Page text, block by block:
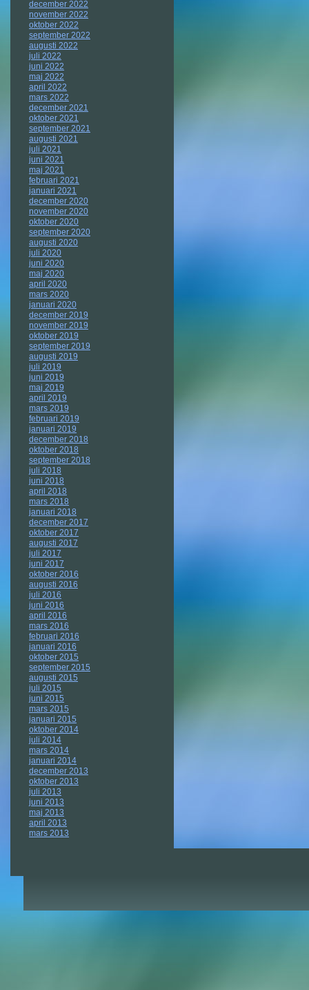
december 2022
november 2022
oktober 2022
september 2022
augusti 2022
juli 2022
juni 2022
maj 2022
april 2022
mars 2022
december 2021
oktober 2021
september 2021
augusti 2021
juli 2021
juni 2021
maj 2021
februari 2021
januari 2021
december 2020
november 2020
oktober 2020
september 2020
augusti 2020
juli 2020
juni 2020
maj 2020
april 2020
mars 2020
januari 2020
december 2019
november 2019
oktober 2019
september 2019
augusti 2019
juli 2019
juni 2019
maj 2019
april 2019
mars 2019
februari 2019
januari 2019
december 2018
oktober 2018
september 2018
juli 2018
juni 2018
april 2018
mars 2018
januari 2018
december 2017
oktober 2017
augusti 2017
juli 2017
juni 2017
oktober 2016
augusti 2016
juli 2016
juni 2016
april 2016
mars 2016
februari 2016
januari 2016
oktober 2015
september 2015
augusti 2015
juli 2015
juni 2015
mars 2015
januari 2015
oktober 2014
juli 2014
mars 2014
januari 2014
december 2013
oktober 2013
juli 2013
juni 2013
maj 2013
april 2013
mars 2013